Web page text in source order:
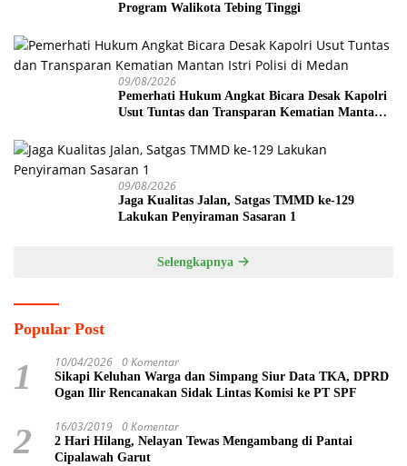
Program Walikota Tebing Tinggi
09/08/2026
Pemerhati Hukum Angkat Bicara Desak Kapolri
Usut Tuntas dan Transparan Kematian Mantan
09/08/2026
Jaga Kualitas Jalan, Satgas TMMD ke-129
Lakukan Penyiraman Sasaran 1
Selengkapnya
Popular Post
1 10/04/2026 0 Komentar
Sikapi Keluhan Warga dan Simpang Siur Data TKA, DPRD
Ogan Ilir Rencanakan Sidak Lintas Komisi ke PT SPF
2 16/03/2019 0 Komentar
2 Hari Hilang, Nelayan Tewas Mengambang di Pantai
Cipalawah Garut